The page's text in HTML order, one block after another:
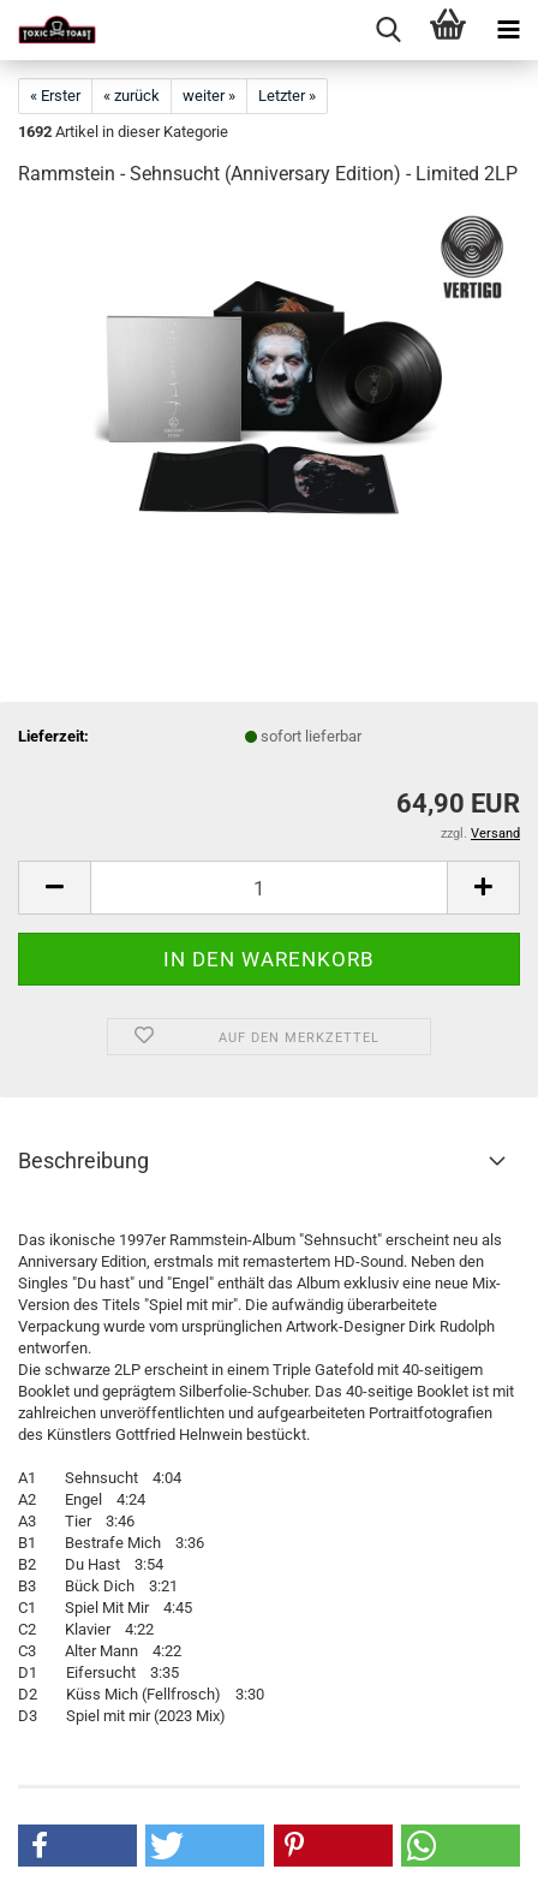
« Erster « zurück weiter »
Letzter »
1692 Artikel in dieser Kategorie
Rammstein - Sehnsucht (Anniversary Edition) - Limited 2LP
Lieferzeit: sofort lieferbar
64,90 EUR
zzgl. Versand
AUF DEN MERKZETTEL
Beschreibung
Das ikonische 1997er Rammstein-Album "Sehnsucht" erscheint neu als
Anniversary Edition, erstmals mit remastertem HD-Sound. Neben den
Singles "Du hast" und "Engel" enthält das Album exklusiv eine neue Mix-
Version des Titels "Spiel mit mir". Die aufwändig überarbeitete
Verpackung wurde vom ursprünglichen Artwork-Designer Dirk Rudolph
entworfen.
Die schwarze 2LP erscheint in einem Triple Gatefold mit 40-seitigem
Booklet und geprägtem Silberfolie-Schuber. Das 40-seitige Booklet ist mit
zahlreichen unveröffentlichten und aufgearbeiteten Portraitfotografien
des Künstlers Gottfried Helnwein bestückt.
A1 Sehnsucht 4:04
A2 Engel 4:24
A3 Tier 3:46
B1 Bestrafe Mich 3:36
B2 Du Hast 3:54
B3 Bück Dich 3:21
C1 Spiel Mit Mir 4:45
C2 Klavier 4:22
C3 Alter Mann 4:22
D1 Eifersucht 3:35
D2 Küss Mich (Fellfrosch) 3:30
D3 Spiel mit mir (2023 Mix)